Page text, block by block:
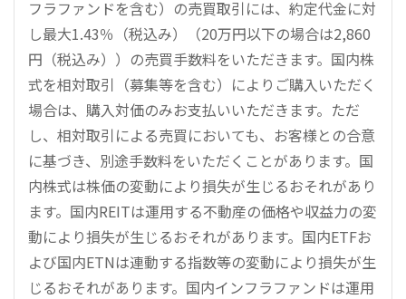
フラファンドを含む）の売買取引には、約定代金に対
し最大1.43％（税込み）（20万円以下の場合は2,860
円（税込み））の売買手数料をいただきます。国内株
式を相対取引（募集等を含む）によりご購入いただく
場合は、購入対価のみお支払いいただきます。ただ
し、相対取引による売買においても、お客様との合意
に基づき、別途手数料をいただくことがあります。国
内株式は株価の変動により損失が生じるおそれがあり
ます。国内REITは運用する不動産の価格や収益力の変
動により損失が生じるおそれがあります。国内ETFお
よび国内ETNは連動する指数等の変動により損失が生
じるおそれがあります。国内インフラファンドは運用